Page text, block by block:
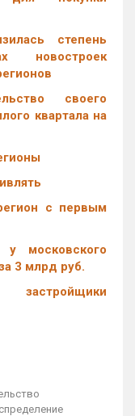
степень
новостроек
своего
квартала на
с первым
у московского
3 млрд руб.